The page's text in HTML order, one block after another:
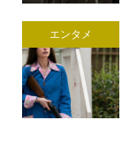
エンタメ